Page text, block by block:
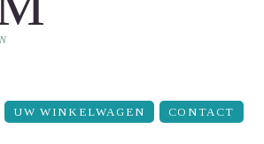
UW WINKELWAGEN CONTACT